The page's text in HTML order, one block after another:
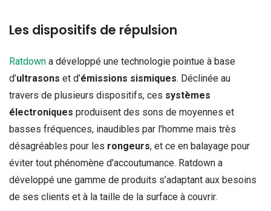
Les dispositifs de répulsion
Ratdown a développé une technologie pointue à base
d’ultrasons et d’émissions sismiques. Déclinée au
travers de plusieurs dispositifs, ces systèmes
électroniques produisent des sons de moyennes et
basses fréquences, inaudibles par l’homme mais très
désagréables pour les rongeurs, et ce en balayage pour
éviter tout phénomène d’accoutumance. Ratdown a
développé une gamme de produits s’adaptant aux besoins
de ses clients et à la taille de la surface à couvrir.